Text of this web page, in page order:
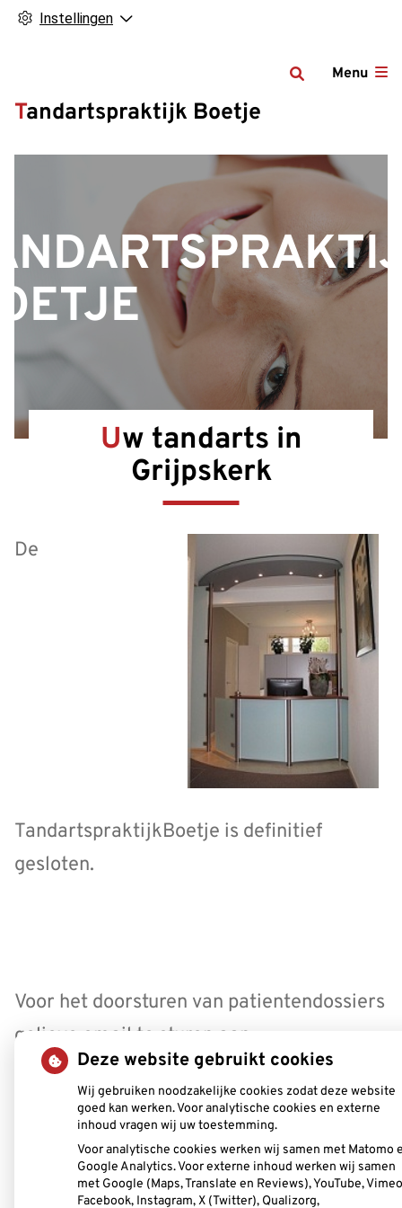
Instellingen
Tandartspraktijk Boetje
Menu
Uw tandarts in
Grijpskerk
De
TandartspraktijkBoetje is definitief
gesloten.
Voor het doorsturen van patientendossiers
gelieve email te sturen aan :
tandartspraktijkboetje@gmail.com.
Uw Zorg Online|Beheer
Deze website gebruikt cookies
Wij gebruiken noodzakelijke cookies zodat deze website
goed kan werken. Voor analytische cookies en externe
inhoud vragen wij uw toestemming.
Voor analytische cookies werken wij samen met Matomo
Google Analytics. Voor externe inhoud werken wij samen
met Google (Maps, Translate en Reviews), YouTube,
Facebook, Instagram, X (Twitter), Qualizorg,